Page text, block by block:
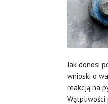
Jak donosi
wnioski o
reakcją na
Wątpliwości